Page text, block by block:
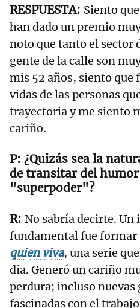
Siento
han dado un premio
noto que tanto el sector
gente de la calle son
mis 52 años, siento que
vidas de las personas
trayectoria y me siento
cariño.
¿Quizás sea la
de transitar del
"superpoder"?
No sabría decirte. Un
fundamental fue formar
quien viva, una serie
día. Generó un cariño
perdura; incluso nuevas
fascinadas con el